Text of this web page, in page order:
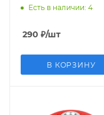
Есть в наличии: 4
290 ₽/шт
В КОРЗИНУ